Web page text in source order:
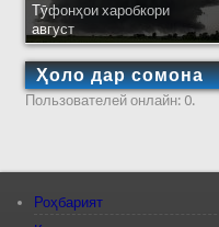
Тӯфонҳои харобкори
август
Ҳоло дар сомона
Пользователей онлайн: 0.
Роҳбарият